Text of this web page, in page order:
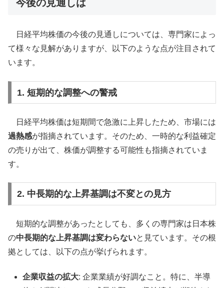
今後の見通しは
日経平均株価の今後の見通しについては、専門家によっ
て様々な見解がありますが、以下のような点が注目されて
います。
1. 短期的な調整への警戒
日経平均株価は短期間で急激に上昇したため、市場には
過熱感が指摘されています。そのため、一時的な利益確定
の売りが出て、株価が調整する可能性も指摘されていま
す。
2. 中長期的な上昇基調は不変との見方
短期的な調整があったとしても、多くの専門家は日本株
の中長期的な上昇基調は変わらないと見ています。その根
拠としては、以下の点が挙げられます。
企業収益の拡大: 企業業績が好調なこと。特に、半導